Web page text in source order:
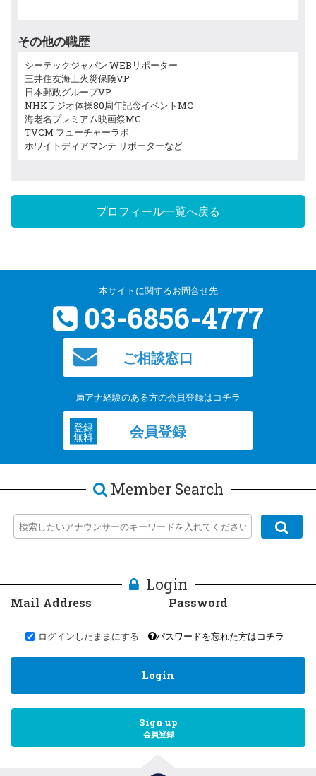
その他の職歴
シーテックジャパン WEBリポーター
三井住友海上火災保険VP
日本郵政グループVP
NHKラジオ体操80周年記念イベントMC
海老名プレミアム映画祭MC
TVCM フューチャーラボ
ホワイトディアマンテ リポーターなど
プロフィール一覧へ戻る
本サイトに関するお問合せ先
03-6856-4777
ご相談窓口
局アナ経験のある方の会員登録はコチラ
登録
無料 会員登録
Member Search
Login
Mail Address Password
ログインしたままにする パスワードを忘れた方はコチラ
Login
Sign up
会員登録